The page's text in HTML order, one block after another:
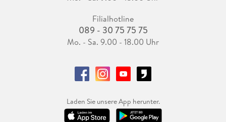
Filialhotline
089 - 30 75 75 75
Mo. - Sa. 9.00 - 18.00 Uhr
Laden Sie unsere App herunter.